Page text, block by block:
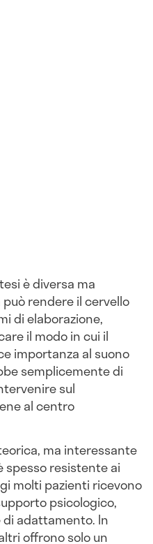
è diversa ma
rendere il cervello
di elaborazione,
il modo in cui il
importanza al suono
semplicemente di
sul
al centro
ma interessante
spesso resistente ai
molti pazienti ricevono
psicologico,
adattamento. In
offrono solo un